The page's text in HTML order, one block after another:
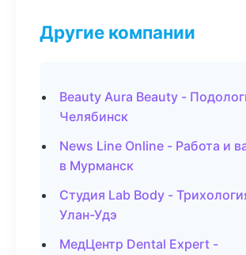
Другие компании
Beauty Aura Beauty -
Челябинск
News Line Online - Работа и
в Мурманск
Студия Lab Body -
Улан-Удэ
МедЦентр Dental Expert -